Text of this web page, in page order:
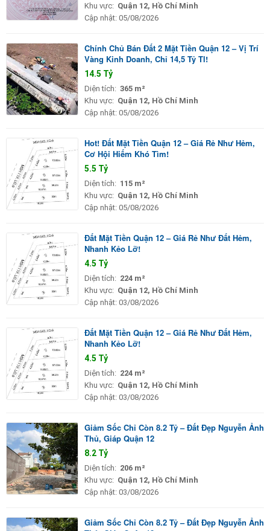
Khu vực: Quận 12, Hồ Chí Minh
Cập nhật: 05/08/2026
Chính Chủ Bán Đất 2 Mặt Tiền Quận 12 – Vị Trí
Vàng Kinh Doanh, Chỉ 14,5 Tỷ Tl!
14.5 Tỷ
Diện tích: 365 m²
Khu vực: Quận 12, Hồ Chí Minh
Cập nhật: 05/08/2026
Hot! Đất Mặt Tiền Quận 12 – Giá Rẻ Như Hẻm,
Cơ Hội Hiếm Khó Tìm!
5.5 Tỷ
Diện tích: 115 m²
Khu vực: Quận 12, Hồ Chí Minh
Cập nhật: 05/08/2026
Đất Mặt Tiền Quận 12 – Giá Rẻ Như Đất Hẻm,
Nhanh Kẻo Lỡ!
4.5 Tỷ
Diện tích: 224 m²
Khu vực: Quận 12, Hồ Chí Minh
Cập nhật: 03/08/2026
Đất Mặt Tiền Quận 12 – Giá Rẻ Như Đất Hẻm,
Nhanh Kẻo Lỡ!
4.5 Tỷ
Diện tích: 224 m²
Khu vực: Quận 12, Hồ Chí Minh
Cập nhật: 03/08/2026
Giảm Sốc Chỉ Còn 8.2 Tỷ – Đất Đẹp Nguyễn Ảnh
Thủ, Giáp Quận 12
8.2 Tỷ
Diện tích: 206 m²
Khu vực: Quận 12, Hồ Chí Minh
Cập nhật: 03/08/2026
Giảm Sốc Chỉ Còn 8.2 Tỷ – Đất Đẹp Nguyễn Ảnh